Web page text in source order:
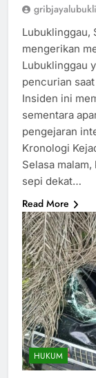
Lubuklinggau,
mengerikan
Lubuklinggau
pencurian
Insiden ini
sementara
pengejaran
Kronologi
Selasa
sepi dekat…
Read More
HUKUM